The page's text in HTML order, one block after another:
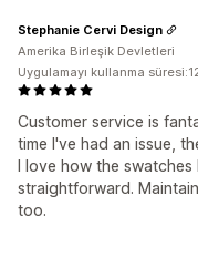
Customer service is
time I've had an issue,
I love how the
straightforward.
too.
Stephanie Cervi Design
Amerika Birleşik Devletleri
Uygulamayı kullanma